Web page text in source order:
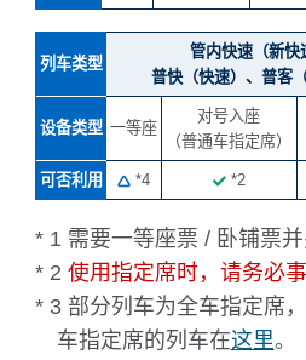
列车类型
管内快速（新快
普快（快速）、普客
设备类型 一等座
对号入座
（普通车指定席）
可否利用 *4 *2
* 1 需要一等座票 / 卧铺票
* 2 使用指定席时，请务必事
* 3 部分列车为全车指定席
车指定席的列车在这里。